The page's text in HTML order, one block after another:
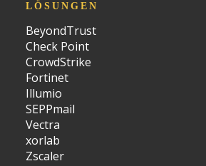
LÖSUNGEN
BeyondTrust
Check Point
CrowdStrike
Fortinet
Illumio
SEPPmail
Vectra
xorlab
Zscaler